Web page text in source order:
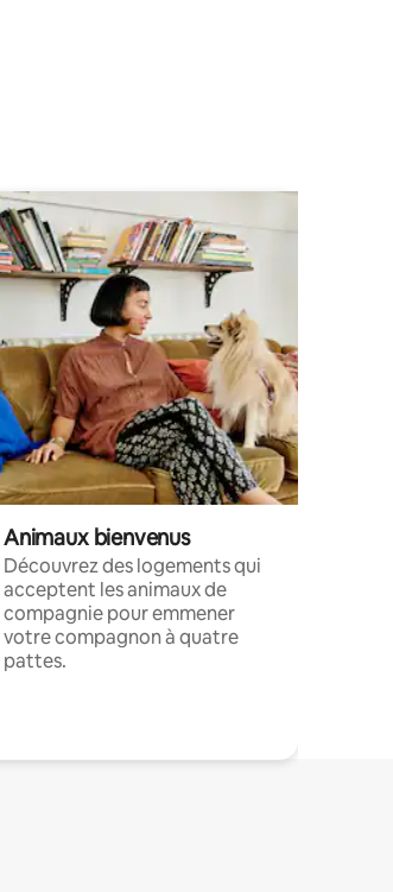
Animaux bienvenus
Découvrez des logements qui
acceptent les animaux de
compagnie pour emmener
votre compagnon à quatre
pattes.